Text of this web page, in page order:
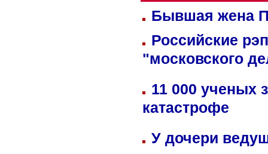
Бывшая жена
Российские
"московского
11 000 ученых
катастрофе
У дочери